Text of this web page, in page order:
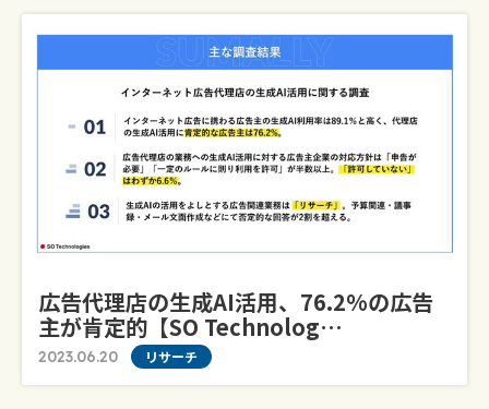
広告代理店の生成AI活用、76.2%の広告
主が肯定的【SO Technolog…
2023.06.20 リサーチ